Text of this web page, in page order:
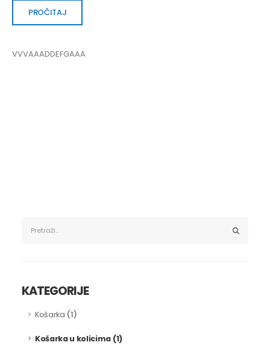
PROČITAJ
VVVAAADDEFGAAA
KATEGORIJE
Košarka (1)
Košarka u kolicima (1)